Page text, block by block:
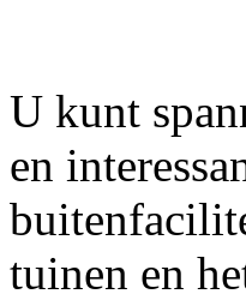
U kunt
en
tuinen en